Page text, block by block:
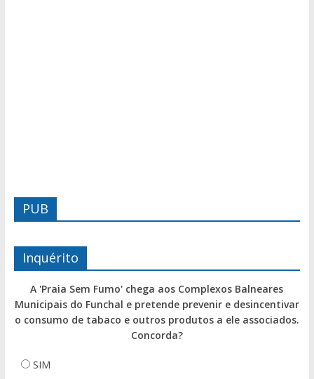
PUB
Inquérito
A 'Praia Sem Fumo' chega aos Complexos Balneares
Municipais do Funchal e pretende prevenir e desincentivar
o consumo de tabaco e outros produtos a ele associados.
Concorda?
SIM